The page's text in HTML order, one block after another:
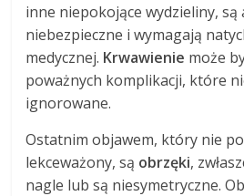
inne niepokojące wydzieliny,
niebezpieczne i wymagają
medycznej. Krwawienie może
poważnych komplikacji, które
ignorowane.
Ostatnim objawem, który nie
lekceważony, są obrzęki,
nagle lub są niesymetryczne.